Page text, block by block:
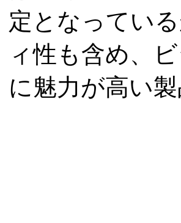
定となってい
ィ性も含め、
に魅力が高い